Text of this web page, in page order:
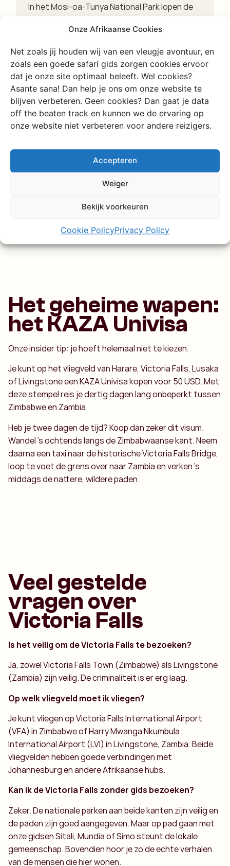
Onze Afrikaanse Cookies
Net zoals jij houden wij van een vleugje avontuur, en
zoals een goede safari gids zorgen cookies ervoor
dat je onze site optimaal beleeft. Wel cookies?
Asante sana! Dan help je ons om onze website te
blijven verbeteren. Geen cookies? Dan gaat je data
off the beaten track en kunnen we de ervaring op
onze website niet verbeteren voor andere reizigers.
Accepteren
Weiger
Bekijk voorkeuren
Cookie PolicyPrivacy Policy
In het Mosi-oa-Tunya National Park lopen de
paden vlak langs de rand van de afgrond. Het
hoogtepunt is de Knife Edge Bridge. Dit is een
neerstortende watermassa. De oversteek
geeft een enorme kick. Je staat midden in het
lawaai en de witte spray.
Een andere trekpleister is Livingstone Island
met de bekende Devil’s Pool. Dit is een
natuurlijke poel op de rand van de waterval. In
veilig niveau. Je kunt dan naar de rand
zwemmen en honderd meter diep de kloof in
Het geheime wapen:
het KAZA Univisa
Onze insider tip: je hoeft helemaal niet te kiezen.
Je kunt op het vliegveld van Harare, Victoria Falls, Lusaka
of Livingstone een KAZA Univisa kopen voor 50 USD. Met
deze stempel reis je dertig dagen lang onbeperkt tussen
Zimbabwe en Zambia.
Heb je twee dagen de tijd? Koop dan zeker dit visum.
Wandel 's ochtends langs de Zimbabwaanse kant. Neem
daarna een taxi naar de historische Victoria Falls Bridge,
loop te voet de grens over naar Zambia en verken 's
middags de nattere, wildere paden.
Veel gestelde
vragen over
Victoria Falls
Is het veilig om de Victoria Falls te bezoeken?
Ja, zowel Victoria Falls Town (Zimbabwe) als Livingstone
(Zambia) zijn veilig. De criminaliteit is er erg laag.
Op welk vliegveld moet ik vliegen?
Je kunt vliegen op Victoria Falls International Airport
(VFA) in Zimbabwe of Harry Mwanga Nkumbula
International Airport (LVI) in Livingstone, Zambia. Beide
vliegvelden hebben goede verbindingen met
Johannesburg en andere Afrikaanse hubs.
Kan ik de Victoria Falls zonder gids bezoeken?
Zeker. De nationale parken aan beide kanten zijn veilig en
de paden zijn goed aangegeven. Maar op pad gaan met
onze gidsen Sitali, Mundia of Simo steunt de lokale
gemeenschap. Bovendien hoor je zo de echte verhalen
van de mensen die hier wonen.